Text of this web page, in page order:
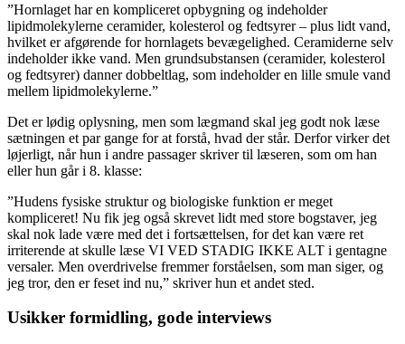
”Hornlaget har en kompliceret opbygning og indeholder
lipidmolekylerne ceramider, kolesterol og fedtsyrer – plus lidt vand,
hvilket er afgørende for hornlagets bevægelighed. Ceramiderne selv
indeholder ikke vand. Men grundsubstansen (ceramider, kolesterol
og fedtsyrer) danner dobbeltlag, som indeholder en lille smule vand
mellem lipidmolekylerne.”
Det er lødig oplysning, men som lægmand skal jeg godt nok læse
sætningen et par gange for at forstå, hvad der står. Derfor virker det
løjerligt, når hun i andre passager skriver til læseren, som om han
eller hun går i 8. klasse:
”Hudens fysiske struktur og biologiske funktion er meget
kompliceret! Nu fik jeg også skrevet lidt med store bogstaver, jeg
skal nok lade være med det i fortsættelsen, for det kan være ret
irriterende at skulle læse VI VED STADIG IKKE ALT i gentagne
versaler. Men overdrivelse fremmer forståelsen, som man siger, og
jeg tror, den er feset ind nu,” skriver hun et andet sted.
Usikker formidling, gode interviews